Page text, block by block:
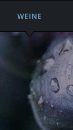
WEINE
Weissweine
Rotweine
Warenkorb